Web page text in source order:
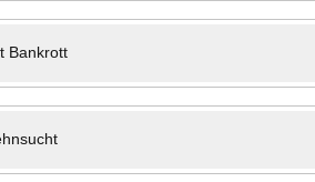
Bankrott